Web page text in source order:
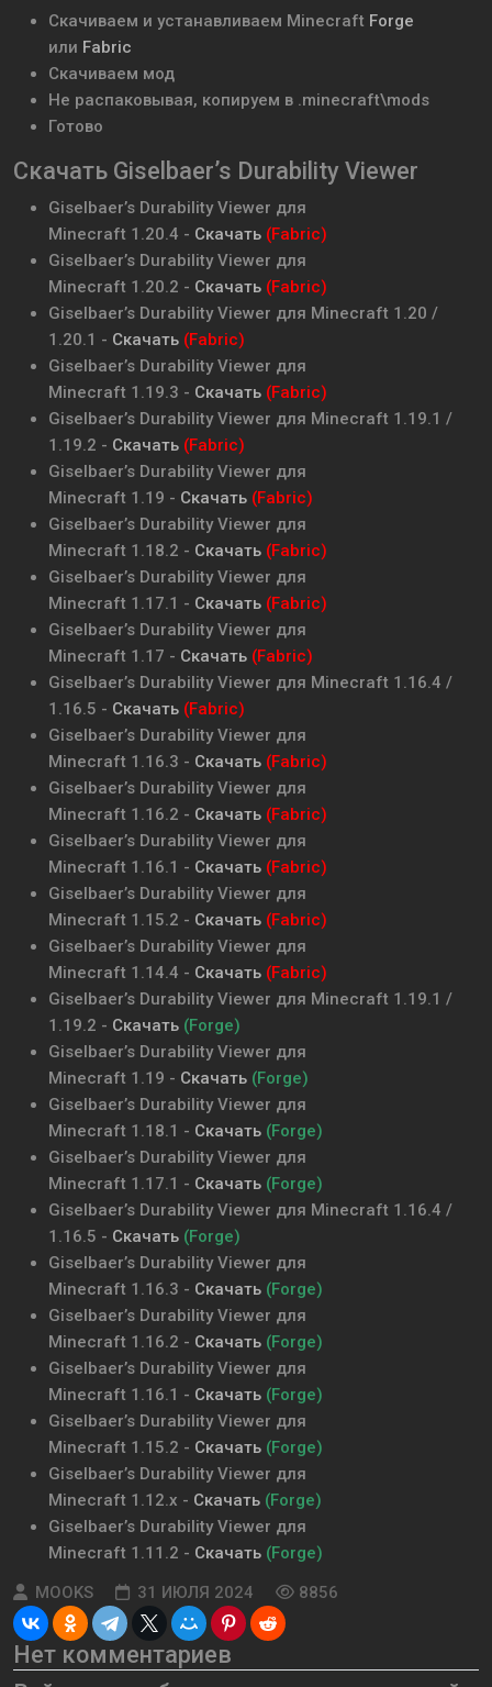
Скачиваем и устанавливаем Minecraft Forge
или Fabric
Скачиваем мод
Не распаковывая, копируем в .minecraft\mods
Готово
Скачать Giselbaer’s Durability Viewer
Giselbaer’s Durability Viewer для
Minecraft 1.20.4 - Скачать (Fabric)
Giselbaer’s Durability Viewer для
Minecraft 1.20.2 - Скачать (Fabric)
Giselbaer’s Durability Viewer для Minecraft 1.20 /
1.20.1 - Скачать (Fabric)
Giselbaer’s Durability Viewer для
Minecraft 1.19.3 - Скачать (Fabric)
Giselbaer’s Durability Viewer для Minecraft 1.19.1 /
1.19.2 - Скачать (Fabric)
Giselbaer’s Durability Viewer для
Minecraft 1.19 - Скачать (Fabric)
Giselbaer’s Durability Viewer для
Minecraft 1.18.2 - Скачать (Fabric)
Giselbaer’s Durability Viewer для
Minecraft 1.17.1 - Скачать (Fabric)
Giselbaer’s Durability Viewer для
Minecraft 1.17 - Скачать (Fabric)
Giselbaer’s Durability Viewer для Minecraft 1.16.4 /
1.16.5 - Скачать (Fabric)
Giselbaer’s Durability Viewer для
Minecraft 1.16.3 - Скачать (Fabric)
Giselbaer’s Durability Viewer для
Minecraft 1.16.2 - Скачать (Fabric)
Giselbaer’s Durability Viewer для
Minecraft 1.16.1 - Скачать (Fabric)
Giselbaer’s Durability Viewer для
Minecraft 1.15.2 - Скачать (Fabric)
Giselbaer’s Durability Viewer для
Minecraft 1.14.4 - Скачать (Fabric)
Giselbaer’s Durability Viewer для Minecraft 1.19.1 /
1.19.2 - Скачать (Forge)
Giselbaer’s Durability Viewer для
Minecraft 1.19 - Скачать (Forge)
Giselbaer’s Durability Viewer для
Minecraft 1.18.1 - Скачать (Forge)
Giselbaer’s Durability Viewer для
Minecraft 1.17.1 - Скачать (Forge)
Giselbaer’s Durability Viewer для Minecraft 1.16.4 /
1.16.5 - Скачать (Forge)
Giselbaer’s Durability Viewer для
Minecraft 1.16.3 - Скачать (Forge)
Giselbaer’s Durability Viewer для
Minecraft 1.16.2 - Скачать (Forge)
Giselbaer’s Durability Viewer для
Minecraft 1.16.1 - Скачать (Forge)
Giselbaer’s Durability Viewer для
Minecraft 1.15.2 - Скачать (Forge)
Giselbaer’s Durability Viewer для
Minecraft 1.12.x - Скачать (Forge)
Giselbaer’s Durability Viewer для
Minecraft 1.11.2 - Скачать (Forge)
MOOKS
31 ИЮЛЯ 2024 8856
Нет комментариев